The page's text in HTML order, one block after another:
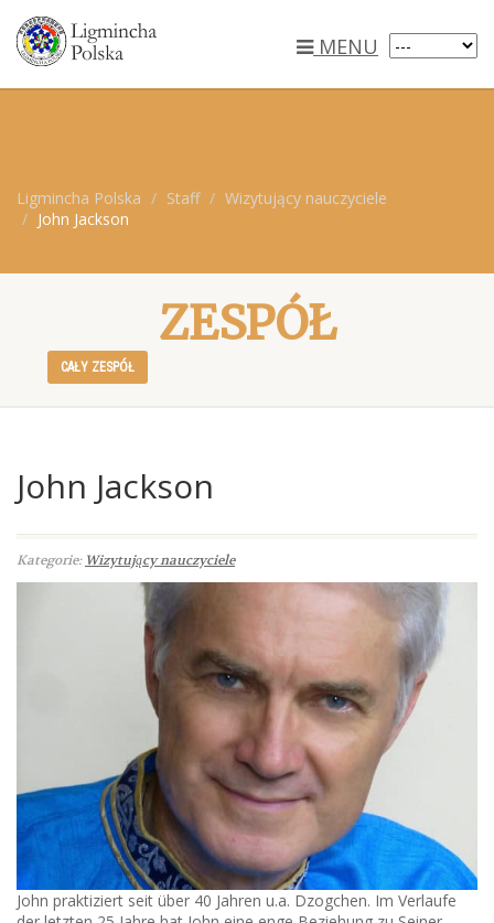
MENU
Ligmincha Polska Staff
Wizytujący nauczyciele
John Jackson
ZESPÓŁ
CAŁY ZESPÓŁ
John Jackson
Kategorie: Wizytujący nauczyciele
John praktiziert seit über 40 Jahren u.a. Dzogchen. Im Verlaufe